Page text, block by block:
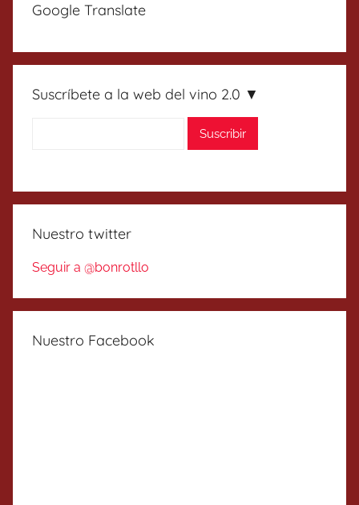
Google Translate
Suscríbete a la web del vino 2.0 ▼
Nuestro twitter
Seguir a @bonrotllo
Nuestro Facebook